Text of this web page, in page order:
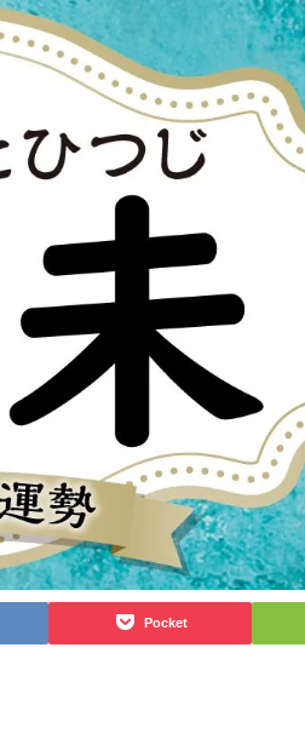
Pocket